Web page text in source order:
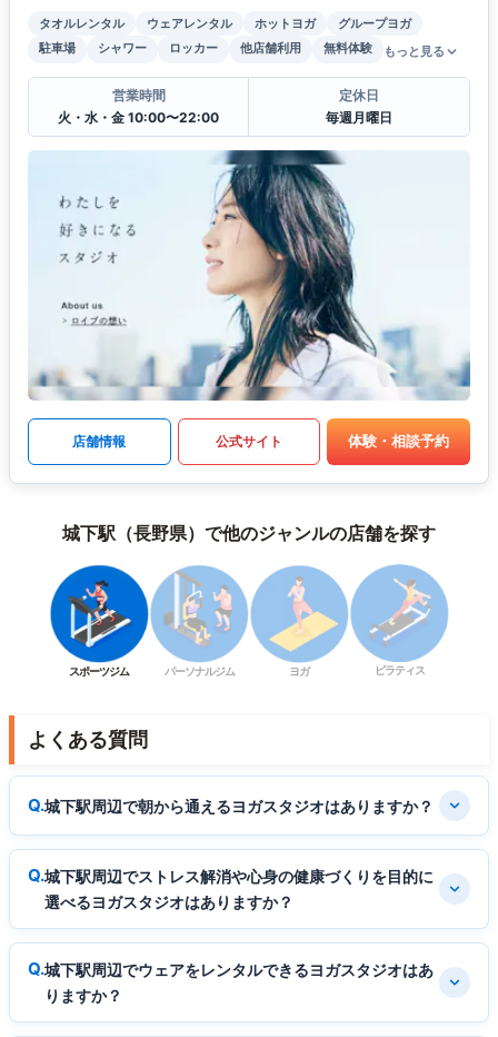
タオルレンタル ウェアレンタル ホットヨガ
グループヨガ
駐車場
シャワー ロッカー 他店舗利用 無料体験 もっと見る
営業時間
火・水・金 10:00〜22:00
定休日
毎週月曜日
店舗情報 公式サイト 体験・相談予約
城下駅（長野県）で他のジャンルの店舗を探す
スポーツジム パーソナルジム ヨガ ピラティス
よくある質問
城下駅周辺で朝から通えるヨガスタジオはありますか？
城下駅周辺でストレス解消や心身の健康づくりを目的に
選べるヨガスタジオはありますか？
城下駅周辺でウェアをレンタルできるヨガスタジオはあ
りますか？